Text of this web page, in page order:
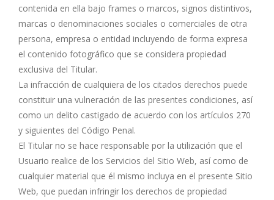
contenida en ella bajo frames o marcos, signos distintivos,
marcas o denominaciones sociales o comerciales de otra
persona, empresa o entidad incluyendo de forma expresa
el contenido fotográfico que se considera propiedad
exclusiva del Titular.
La infracción de cualquiera de los citados derechos puede
constituir una vulneración de las presentes condiciones, así
como un delito castigado de acuerdo con los artículos 270
y siguientes del Código Penal.
El Titular no se hace responsable por la utilización que el
Usuario realice de los Servicios del Sitio Web, así como de
cualquier material que él mismo incluya en el presente Sitio
Web, que puedan infringir los derechos de propiedad